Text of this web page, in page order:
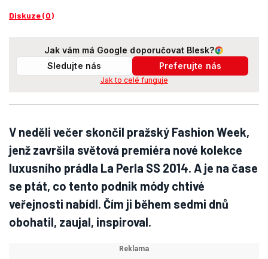
Diskuze (0)
Jak vám má Google doporučovat Blesk?
Sledujte nás
Preferujte nás
Jak to celé funguje
V neděli večer skončil pražský Fashion Week,
jenž završila světová premiéra nové kolekce
luxusního prádla La Perla SS 2014. A je na čase
se ptát, co tento podnik módy chtivé
veřejnosti nabídl. Čím ji během sedmi dnů
obohatil, zaujal, inspiroval.